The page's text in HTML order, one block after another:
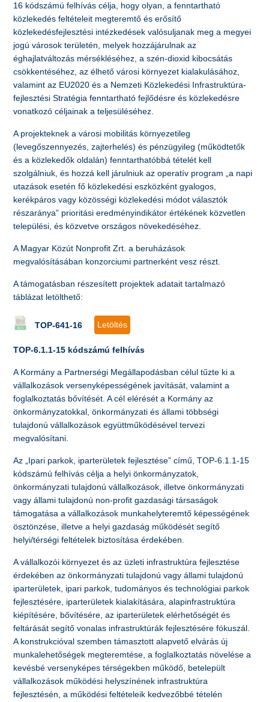
16 kódszámú felhívás célja, hogy olyan, a fenntartható
közlekedés feltételeit megteremtő és erősítő
közlekedésfejlesztési intézkedések valósuljanak meg a megyei
jogú városok területén, melyek hozzájárulnak az
éghajlatváltozás mérsékléséhez, a szén-dioxid kibocsátás
csökkentéséhez, az élhető városi környezet kialakulásához,
valamint az EU2020 és a Nemzeti Közlekedési Infrastruktúra-
fejlesztési Stratégia fenntartható fejlődésre és közlekedésre
vonatkozó céljainak a teljesüléséhez.
A projekteknek a városi mobilitás környezetileg
(levegőszennyezés, zajterhelés) és pénzügyileg (működtetők
és a közlekedők oldalán) fenntarthatóbbá tételét kell
szolgálniuk, és hozzá kell járulniuk az operatív program „a napi
utazások esetén fő közlekedési eszközként gyalogos,
kerékpáros vagy közösségi közlekedési módot választók
részaránya” prioritási eredményindikátor értékének közvetlen
települési, és közvetve országos növekedéséhez.
A Magyar Közút Nonprofit Zrt. a beruházások
megvalósításában konzorciumi partnerként vesz részt.
A támogatásban részesített projektek adatait tartalmazó
táblázat letölthető:
TOP-641-16 Letöltés
TOP-6.1.1-15 kódszámú felhívás
A Kormány a Partnerségi Megállapodásban célul tűzte ki a
vállalkozások versenyképességének javítását, valamint a
foglalkoztatás bővítését. A cél elérését a Kormány az
önkormányzatokkal, önkormányzati és állami többségi
tulajdonú vállalkozások együttműködésével tervezi
megvalósítani.
Az „Ipari parkok, iparterületek fejlesztése” című, TOP-6.1.1-15
kódszámú felhívás célja a helyi önkormányzatok,
önkormányzati tulajdonú vállalkozások, illetve önkormányzati
vagy állami tulajdonú non-profit gazdasági társaságok
támogatása a vállalkozások munkahelyteremtő képességének
ösztönzése, illetve a helyi gazdaság működését segítő
helyi/térségi feltételek biztosítása érdekében.
A vállalkozói környezet és az üzleti infrastruktúra fejlesztése
érdekében az önkormányzati tulajdonú vagy állami tulajdonú
iparterületek, ipari parkok, tudományos és technológiai parkok
fejlesztésére, iparterületek kialakítására, alapinfrastruktúra
kiépítésére, bővítésére, az iparterületek elérhetőségét és
feltárását segítő vonalas infrastruktúrák fejlesztésére fókuszál.
A konstrukcióval szemben támasztott alapvető elvárás új
munkalehetőségek megteremtése, a foglalkoztatás növelése a
kevésbé versenyképes térségekben működő, betelepült
vállalkozások működési helyszínének infrastruktúra
fejlesztésén, a működési feltételeik kedvezőbbé tételén